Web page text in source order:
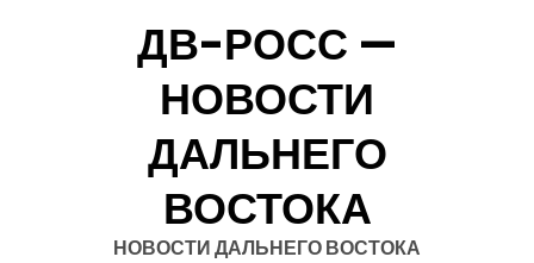
ДВ-РОСС —
НОВОСТИ
ДАЛЬНЕГО
ВОСТОКА
НОВОСТИ ДАЛЬНЕГО ВОСТОКА